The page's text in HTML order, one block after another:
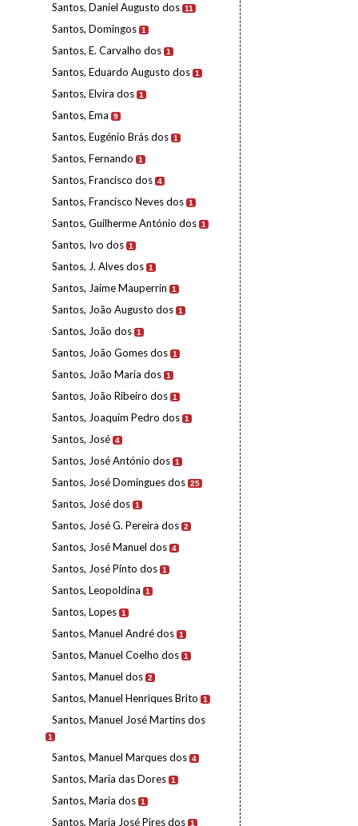
Santos, Daniel Augusto dos 11
Santos, Domingos 1
Santos, E. Carvalho dos 1
Santos, Eduardo Augusto dos 1
Santos, Elvira dos 1
Santos, Ema 9
Santos, Eugénio Brás dos 1
Santos, Fernando 1
Santos, Francisco dos 4
Santos, Francisco Neves dos 1
Santos, Guilherme António dos 1
Santos, Ivo dos 1
Santos, J. Alves dos 1
Santos, Jaime Mauperrin 1
Santos, João Augusto dos 1
Santos, João dos 1
Santos, João Gomes dos 1
Santos, João Maria dos 1
Santos, João Ribeiro dos 1
Santos, Joaquim Pedro dos 1
Santos, José 4
Santos, José António dos 1
Santos, José Domingues dos 25
Santos, José dos 1
Santos, José G. Pereira dos 2
Santos, José Manuel dos 4
Santos, José Pinto dos 1
Santos, Leopoldina 1
Santos, Lopes 1
Santos, Manuel André dos 1
Santos, Manuel Coelho dos 1
Santos, Manuel dos 2
Santos, Manuel Henriques Brito 1
Santos, Manuel José Martins dos
1
Santos, Manuel Marques dos 4
Santos, Maria das Dores 1
Santos, Maria dos 1
Santos, Maria José Pires dos 1